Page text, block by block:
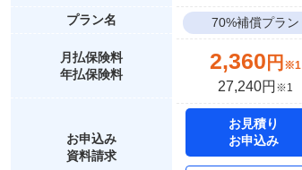
プラン名
月払保険料
年払保険料
お申込み
資料請求
70%補償プラン
2,360 円 ※1
27,240円 ※1
お見積り
お申込み